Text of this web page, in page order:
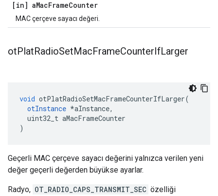
[in] aMacFrameCounter
MAC çerçeve sayacı değeri.
otPlatRadioSetMacFrameCounterIfLarger
void otPlatRadioSetMacFrameCounterIfLarger(
otInstance *aInstance,
uint32_t aMacFrameCounter
)
Geçerli MAC çerçeve sayacı değerini yalnızca verilen yeni
değer geçerli değerden büyükse ayarlar.
Radyo, OT_RADIO_CAPS_TRANSMIT_SEC özelliği